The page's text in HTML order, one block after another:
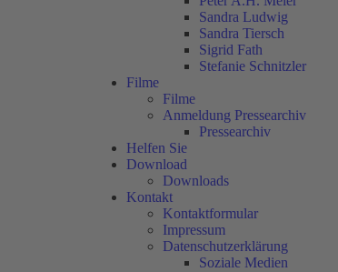
Sandra Ludwig
Sandra Tiersch
Sigrid Fath
Stefanie Schnitzler
Filme
Filme
Anmeldung Pressearchiv
Pressearchiv
Helfen Sie
Download
Downloads
Kontakt
Kontaktformular
Impressum
Datenschutzerklärung
Soziale Medien